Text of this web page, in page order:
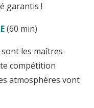
garantis !
(60 min)
les maîtres-
compétition
atmosphères vont